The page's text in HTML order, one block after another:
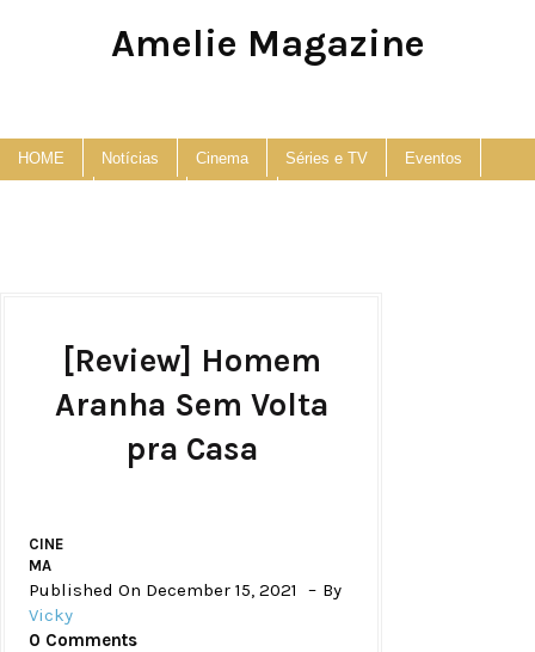
Amelie Magazine
HOME Notícias Cinema Séries e TV Eventos
[Review] Homem
Aranha Sem Volta
pra Casa
CINE
MA
Published On December 15, 2021
By
Vicky
0 Comments